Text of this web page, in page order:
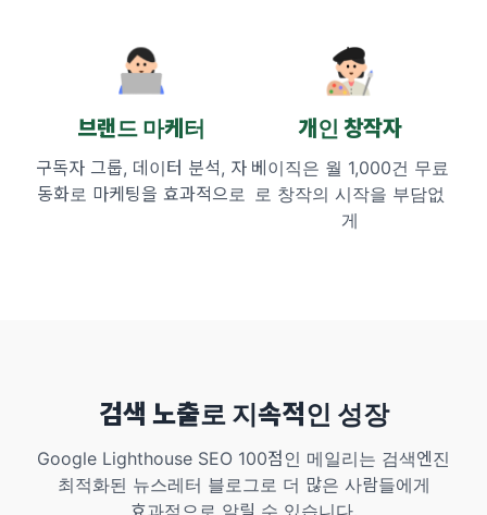
브랜드 마케터
구독자 그룹, 데이터 분석, 자
동화로 마케팅을 효과적으로
개인 창작자
베이직은 월 1,000건 무료
로 창작의 시작을 부담없
게
검색 노출로 지속적인 성장
Google Lighthouse SEO 100점인 메일리는 검색엔진
최적화된 뉴스레터 블로그로 더 많은 사람들에게
효과적으로 알릴 수 있습니다.